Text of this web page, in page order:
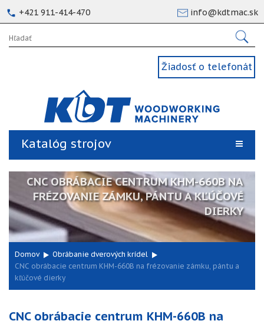
+421 911-414-470 info@kdtmac.sk
Žiadosť o telefonát
Katalóg strojov
CNC OBRÁBACIE CENTRUM KHM-660B NA
FRÉZOVANIE ZÁMKU, PÁNTU A KĽÚČOVÉ
DIERKY
Domov
Obrábanie dverových krídel
CNC obrábacie centrum KHM-660B na frézovanie zámku, pántu a
kľúčové dierky
CNC obrábacie centrum KHM-660B na